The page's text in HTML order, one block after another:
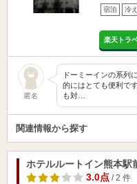
宿泊 冷
楽天トラ
匿名
ドーミーインの系列
的にはとても便利で
も対…
関連情報から探す
ホテルルートイン熊本駅
3.0点/ 2 件